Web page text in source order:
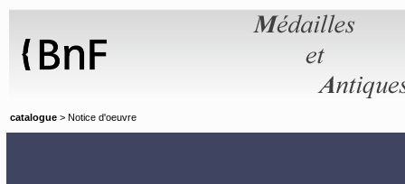
catalogue > Notice d'oeuvre